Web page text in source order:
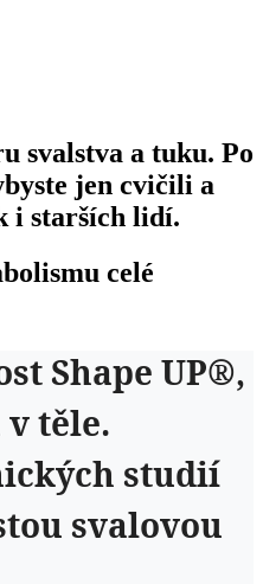
svalstva a tuku. Po
jen cvičili a
i starších lidí.
celé
Shape UP®,
těle.
studií
svalovou